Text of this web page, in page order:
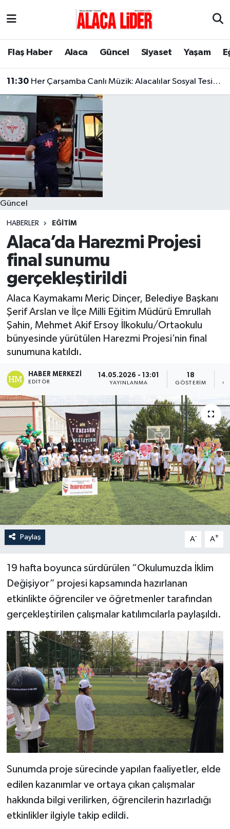
Flaş Haber Alaca Güncel Siyaset Yaşam
11:30 Her Çarşamba Canlı Müzik: Alacalılar Sosyal Tesislerde Buluşuyor!
Güncel
HABERLER EĞITIM
Alaca’da Harezmi Projesi
final sunumu
gerçekleştirildi
Alaca Kaymakamı Meriç Dinçer, Belediye Başkanı
Şerif Arslan ve İlçe Milli Eğitim Müdürü Emrullah
Şahin, Mehmet Akif Ersoy İlkokulu/Ortaokulu
bünyesinde yürütülen Harezmi Projesi’nin final
sunumuna katıldı.
HABER MERKEZI
EDITÖR
14.05.2026 - 13:01
YAYINLANMA
18
GÖSTERIM
Paylaş A- A+
19 hafta boyunca sürdürülen “Okulumuzda İklim
Değişiyor” projesi kapsamında hazırlanan
etkinlikte öğrenciler ve öğretmenler tarafından
gerçekleştirilen çalışmalar katılımcılarla paylaşıldı.
Sunumda proje sürecinde yapılan faaliyetler, elde
edilen kazanımlar ve ortaya çıkan çalışmalar
hakkında bilgi verilirken, öğrencilerin hazırladığı
etkinlikler ilgiyle takip edildi.
Çorum Nöbetçi Eczaneler
Çorum Trafik Yoğunluk Haritası
Süper Lig Puan Durumu ve Fikstür
Tüm Manşetler
Son Dakika Haberleri
Haber Arşivi